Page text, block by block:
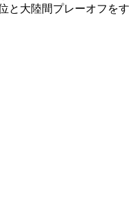
と大陸間プレーオフをす